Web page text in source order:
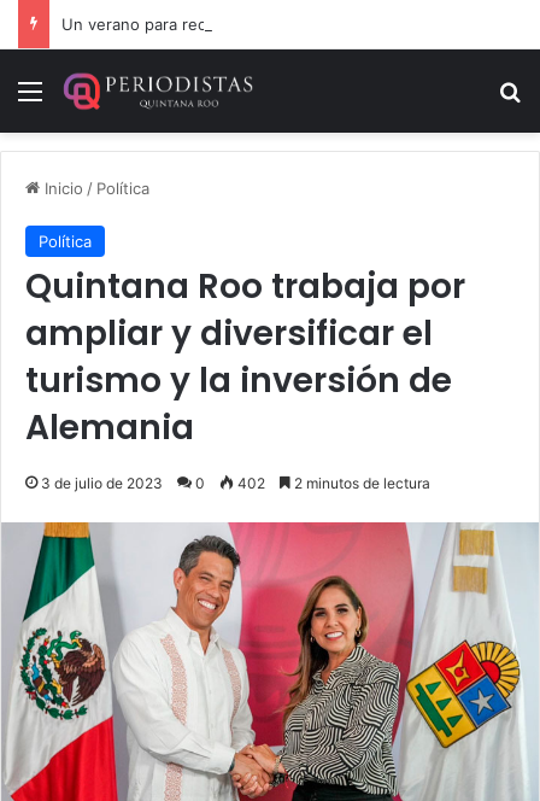
Menú
Inicio / Política
Política
Quintana Roo trabaja por
ampliar y diversificar el
turismo y la inversión de
Alemania
3 de julio de 2023 0 402 2 minutos de lectura